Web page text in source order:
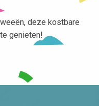
deze kostbare
genieten!